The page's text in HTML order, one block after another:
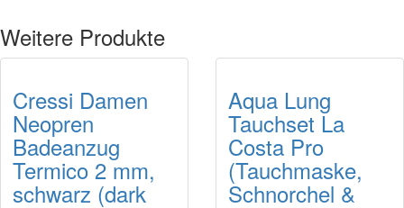
Weitere Produkte
Cressi Damen
Neopren
Badeanzug
Termico 2 mm,
schwarz (dark
Aqua Lung
Tauchset La
Costa Pro
(Tauchmaske,
Schnorchel &